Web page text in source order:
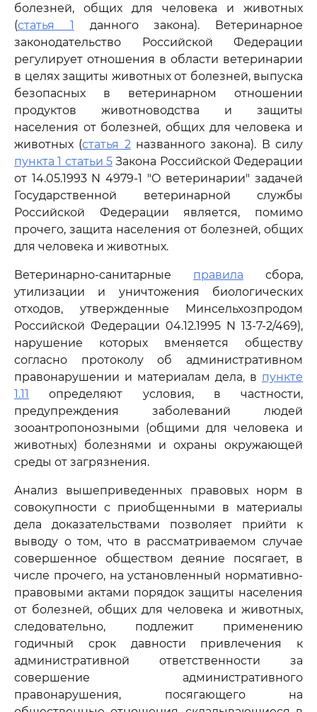
болезней, общих для человека и животных
(статья 1 данного закона). Ветеринарное
законодательство Российской Федерации
регулирует отношения в области ветеринарии
в целях защиты животных от болезней, выпуска
безопасных в ветеринарном отношении
продуктов животноводства и защиты
населения от болезней, общих для человека и
животных (статья 2названного закона). В силу
пункта 1 статьи 5 Закона Российской Федерации
от 14.05.1993 N 4979-1 "О ветеринарии" задачей
Государственной ветеринарной службы
Российской Федерации является, помимо
прочего, защита населения от болезней, общих
для человека и животных.
Ветеринарно-санитарные правила сбора,
утилизации и уничтожения биологических
отходов, утвержденные Минсельхозпродом
Российской Федерации 04.12.1995 N 13-7-2/469),
нарушение которых вменяется обществу
согласно протоколу об административном
правонарушении и материалам дела, в пункте
1.11
определяют условия, в частности,
предупреждения заболеваний людей
зооантропонозными (общими для человека и
животных) болезнями и охраны окружающей
среды от загрязнения.
Анализ вышеприведенных правовых норм в
совокупности с приобщенными в материалы
дела доказательствами позволяет прийти к
выводу о том, что в рассматриваемом случае
совершенное обществом деяние посягает, в
числе прочего, на установленный нормативно-
правовыми актами порядок защиты населения
от болезней, общих для человека и животных,
следовательно, подлежит применению
годичный срок давности привлечения к
административной ответственности за
совершение административного
правонарушения, посягающего на